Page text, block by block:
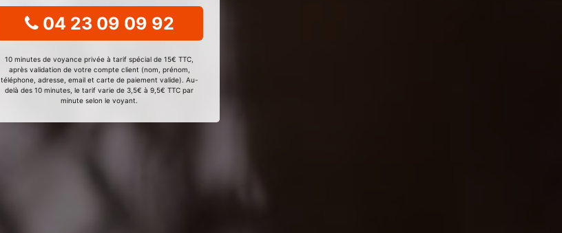
04 23 09 09 92
10 minutes de voyance privée à tarif spécial de 15€ TTC,
après validation de votre compte client (nom, prénom,
téléphone, adresse, email et carte de paiement valide). Au-
delà des 10 minutes, le tarif varie de 3,5€ à 9,5€ TTC par
minute selon le voyant.